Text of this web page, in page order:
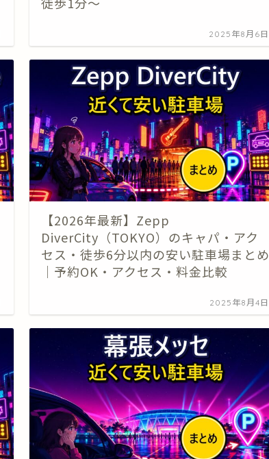
2025年8月6日
【2026年最新】Zepp
DiverCity（TOKYO）のキャパ・アク
セス・徒歩6分以内の安い駐車場まとめ
｜予約OK・アクセス・料金比較
2025年8月4日